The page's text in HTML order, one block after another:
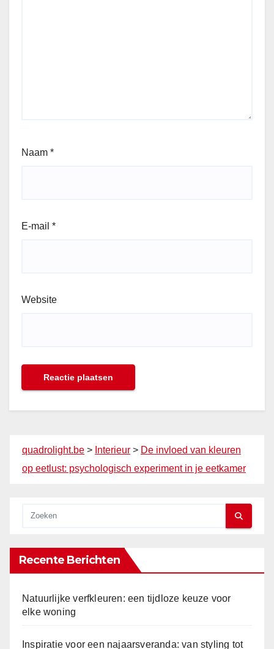
Naam *
E-mail *
Website
quadrolight.be > Interieur > De invloed van kleuren
op eetlust: psychologisch experiment in je eetkamer
Recente Berichten
Natuurlijke verfkleuren: een tijdloze keuze voor
elke woning
Inspiratie voor een najaarsveranda: van styling tot